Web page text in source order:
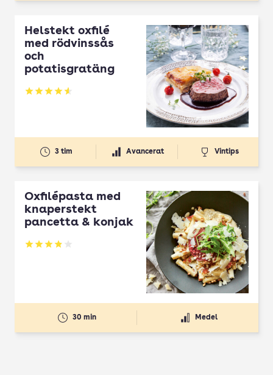
Helstekt oxfilé
med rödvinssås
och
potatisgratäng
Betyg: 4.56 av 5
3 tim Avancerat Vintips
Oxfilépasta med
knaperstekt
pancetta & konjak
Betyg: 3.91 av 5
30 min Medel